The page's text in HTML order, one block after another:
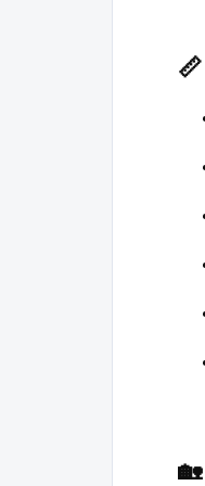
📏
🏡